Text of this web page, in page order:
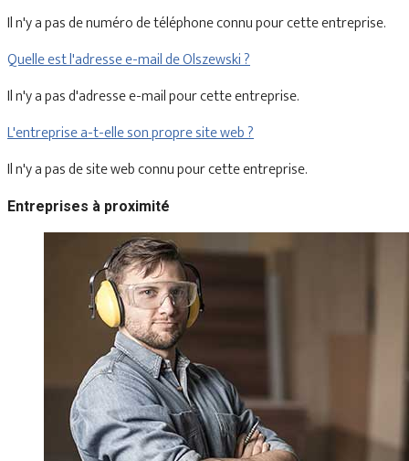
Il n'y a pas de numéro de téléphone connu pour cette entreprise.
Quelle est l'adresse e-mail de Olszewski ?
Il n'y a pas d'adresse e-mail pour cette entreprise.
L'entreprise a-t-elle son propre site web ?
Il n'y a pas de site web connu pour cette entreprise.
Entreprises à proximité